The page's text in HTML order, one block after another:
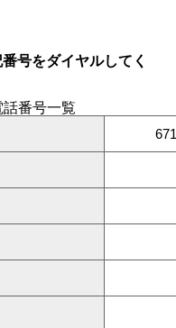
号をダイヤルしてく
話番号一覧